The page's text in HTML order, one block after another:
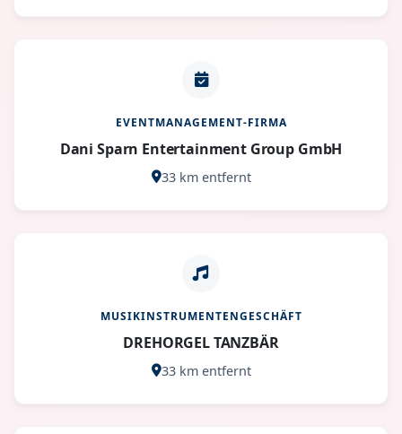
EVENTMANAGEMENT-FIRMA
Dani Sparn Entertainment Group GmbH
33 km entfernt
MUSIKINSTRUMENTENGESCHÄFT
DREHORGEL TANZBÄR
33 km entfernt